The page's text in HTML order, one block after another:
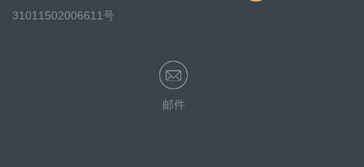
31011502006611号
邮件